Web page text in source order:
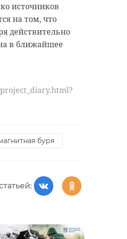
источников
на том, что
действительно
в ближайшее
буря